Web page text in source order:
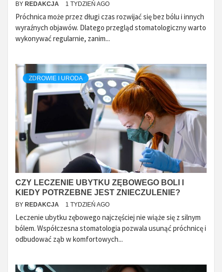
BY REDAKCJA 1 TYDZIEŃ AGO
Próchnica może przez długi czas rozwijać się bez bólu i innych
wyraźnych objawów. Dlatego przegląd stomatologiczny warto
wykonywać regularnie, zanim...
ZDROWIE I URODA
CZY LECZENIE UBYTKU ZĘBOWEGO BOLI I
KIEDY POTRZEBNE JEST ZNIECZULENIE?
BY REDAKCJA 1 TYDZIEŃ AGO
Leczenie ubytku zębowego najczęściej nie wiąże się z silnym
bólem. Współczesna stomatologia pozwala usunąć próchnicę i
odbudować ząb w komfortowych...